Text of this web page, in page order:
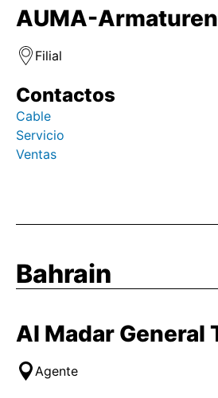
AUMA-
Filial
Contactos
Cable
Servicio
Ventas
Bahrain
Al Madar General
Agente